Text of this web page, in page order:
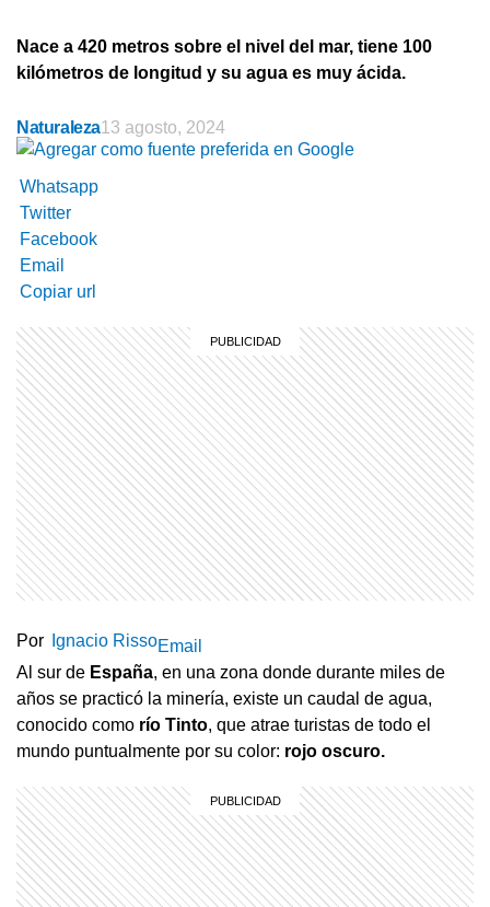
Nace a 420 metros sobre el nivel del mar, tiene 100
kilómetros de longitud y su agua es muy ácida.
Naturaleza13 agosto, 2024
Whatsapp
Twitter
Facebook
Email
Copiar url
Por Ignacio RissoEmail
Al sur de España, en una zona donde durante miles de
años se practicó la minería, existe un caudal de agua,
conocido como río Tinto, que atrae turistas de todo el
mundo puntualmente por su color: rojo oscuro.